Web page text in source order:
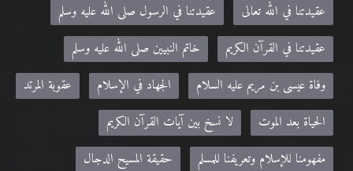
عقيدتنا في الله تعالى
عقيدتنا في الرسول صلى الله عليه وسلم
عقيدتنا في القرآن الكريم
خاتم النبيين صلى الله عليه وسلم
وفاة عيسى بن مريم عليه السلام
الجهاد في الإسلام
عقوبة المرتد
الحياة بعد الموت
لا نسخ بين آيات القرآن الكريم
مفهومنا للإسلام وتعريفنا للمسلم
حقيقة المسيح الدجال